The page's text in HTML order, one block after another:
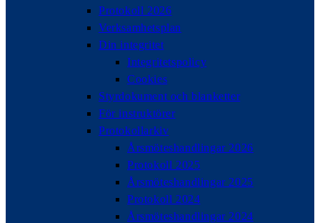
Protokoll 2026
Verksamhetsplan
Din integritet
Integritetspolicy
Cookies
Styrdokument och blanketter
För instruktörer
Protokollarkiv
Årsmöteshandlingar 2026
Protokoll 2025
Årsmöteshandlingar 2025
Protokoll 2024
Årsmöteshandlingar 2024